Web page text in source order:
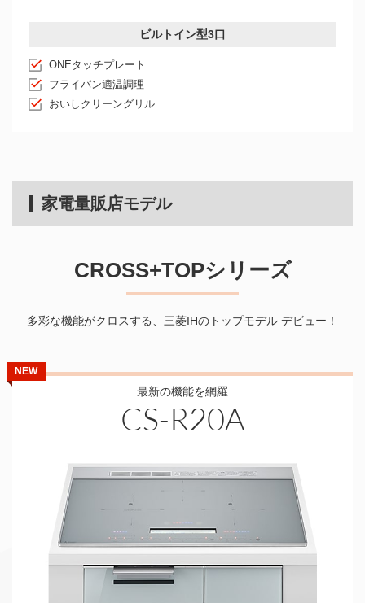
ビルトイン型3口
ONEタッチプレート
フライパン適温調理
おいしクリーングリル
家電量販店モデル
CROSS+TOPシリーズ
多彩な機能がクロスする、三菱IHのトップモデル デビュー！
NEW
最新の機能を網羅
CS-R20A